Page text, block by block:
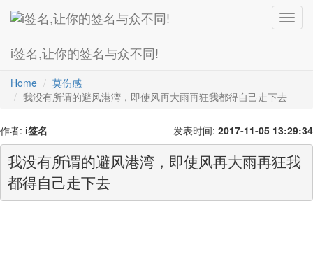
i签名,让你的签名与众不同!
爱情诗 超级拽 灰主流 最幸福
Home
莫伤感
我没有所谓的避风港湾，即使风再大雨再狂我都得自己走下去
作者: i签名 发表时间: 2017-11-05 13:29:34
我没有所谓的避风港湾，即使风再大雨再狂我
都得自己走下去